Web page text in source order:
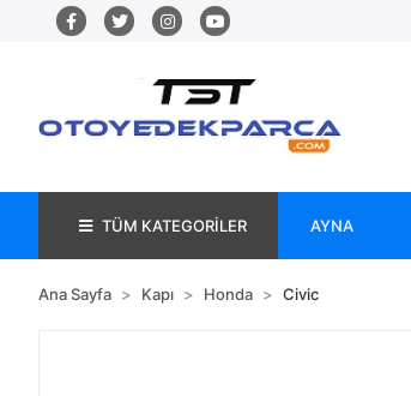
TÜM KATEGORİLER AYNA
Ana Sayfa Kapı Honda Civic